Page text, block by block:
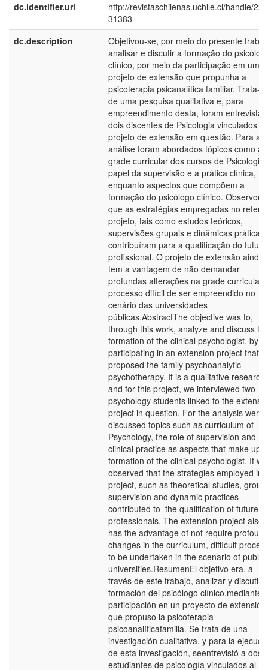
dc.identifier.uri
http://revistaschilenas.uchile.cl/handle/
31383
dc.description
Objetivou-se, por meio do presente
analisar e discutir a formação do
clínico, por meio da participação em um
projeto de extensão que propunha a
psicoterapia psicanalítica familiar. Trata-
de uma pesquisa qualitativa e, para
empreendimento desta, foram
dois discentes de Psicologia vinculados
projeto de extensão em questão. Para a
análise foram abordados tópicos como a
grade curricular dos cursos de
papel da supervisão e a prática clínica,
enquanto aspectos que compõem a
formação do psicólogo clínico. Observou-
que as estratégias empregadas no
projeto, tais como estudos teóricos,
supervisões grupais e dinâmicas práticas
contribuíram para a qualificação do futuro
profissional. O projeto de extensão ainda
tem a vantagem de não demandar
profundas alterações na grade curricular,
processo difícil de ser empreendido no
cenário das universidades
públicas.AbstractThe objective was to,
through this work, analyze and discuss
formation of the clinical psychologist, by
participating in an extension project that
proposed the family psychoanalytic
psychotherapy. It is a qualitative research,
and for this project, we interviewed two
psychology students linked to the
project in question. For the analysis were
discussed topics such as curriculum of
Psychology, the role of supervision and
clinical practice as aspects that make up
formation of the clinical psychologist. It
observed that the strategies employed
project, such as theoretical studies, group
supervision and dynamic practices
contributed to the qualification of future
professionals. The extension project also
has the advantage of not require profound
changes in the curriculum, difficult
to be undertaken in the scenario of public
universities.ResumenEl objetivo era, a
través de este trabajo, analizar y discutir
formación del psicólogo clínico,mediante
participación en un proyecto de extensión
que propuso la psicoterapia
psicoanalíticafamilia. Se trata de una
investigación cualitativa, y para la
de esta investigación, seentrevistó a dos
estudiantes de psicología vinculados al